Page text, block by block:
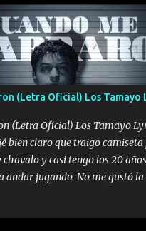
me perderé en la soledad
no fui el final feliz el final fue
sabiendo que moría por ti yo y
embriagamos Quién sabe qué
lo mejor no lloró pero muy en
(Letra Oficial) Los Tamayo
(Letra Oficial) Los Tamayo
bien claro que traigo
y casi tengo los 20
andar jugando No me gustó la